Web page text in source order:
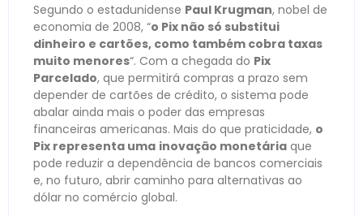
Segundo o estadunidense Paul Krugman, nobel de
economia de 2008, “o Pix não só substitui
dinheiro e cartões, como também cobra taxas
muito menores“. Com a chegada do Pix
Parcelado, que permitirá compras a prazo sem
depender de cartões de crédito, o sistema pode
abalar ainda mais o poder das empresas
financeiras americanas. Mais do que praticidade, o
Pix representa uma inovação monetária que
pode reduzir a dependência de bancos comerciais
e, no futuro, abrir caminho para alternativas ao
dólar no comércio global.